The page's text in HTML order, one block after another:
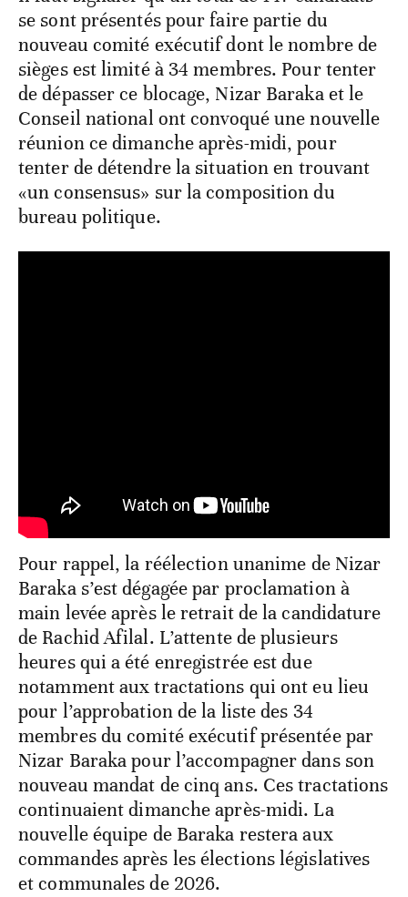
se sont présentés pour faire partie du
nouveau comité exécutif dont le nombre de
sièges est limité à 34 membres. Pour tenter
de dépasser ce blocage, Nizar Baraka et le
Conseil national ont convoqué une nouvelle
réunion ce dimanche après-midi, pour
tenter de détendre la situation en trouvant
«un consensus» sur la composition du
bureau politique.
Pour rappel, la réélection unanime de Nizar
Baraka s’est dégagée par proclamation à
main levée après le retrait de la candidature
de Rachid Afilal. L’attente de plusieurs
heures qui a été enregistrée est due
notamment aux tractations qui ont eu lieu
pour l’approbation de la liste des 34
membres du comité exécutif présentée par
Nizar Baraka pour l’accompagner dans son
nouveau mandat de cinq ans. Ces tractations
continuaient dimanche après-midi. La
nouvelle équipe de Baraka restera aux
commandes après les élections législatives
et communales de 2026.